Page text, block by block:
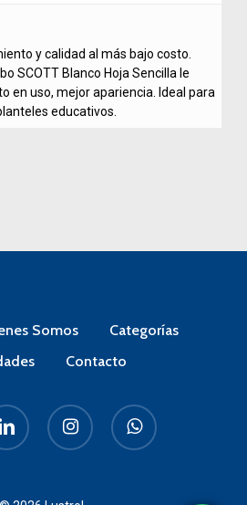
y calidad al más bajo costo.
SCOTT Blanco Hoja Sencilla le
en uso, mejor apariencia. Ideal para
educativos.
Somos
Categorías
Contacto
instagram whatsapp